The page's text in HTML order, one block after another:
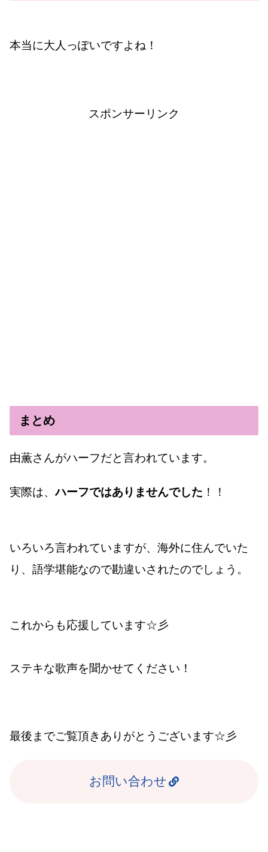
本当に大人っぽいですよね！
スポンサーリンク
まとめ
由薫さんがハーフだと言われています。
実際は、ハーフではありませんでした ！！
いろいろ言われていますが、海外に住んでいた
り、語学堪能なので勘違いされたのでしょう。
これからも応援しています☆彡
ステキな歌声を聞かせてください！
最後までご覧頂きありがとうございます☆彡
お問い合わせ